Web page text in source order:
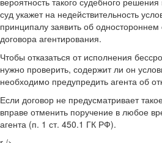
суд укажет на недействительность
принципалу заявить об одностороннем
договора агентирования.
Чтобы отказаться от исполнения
нужно проверить, содержит ли он
необходимо предупредить агента об
Если договор не предусматривает
вправе отменить поручение в любое
агента (п. 1 ст. 450.1 ГК РФ).